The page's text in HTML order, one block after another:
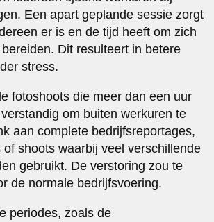
Een apart geplande sessie zorgt
er is en de tijd heeft om zich
Dit resulteert in betere
stress.
fotoshoots die meer dan een uur
om buiten werkuren te
aan complete bedrijfsreportages,
of shoots waarbij veel verschillende
gebruikt. De verstoring zou te
de normale bedrijfsvoering.
periodes, zoals de